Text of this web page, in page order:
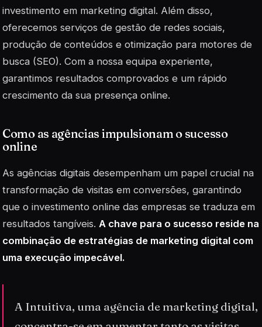
investimento em marketing digital. Além disso,
oferecemos serviços de gestão de redes sociais,
produção de conteúdos e otimização para motores de
busca (SEO). Com a nossa equipa experiente,
garantimos resultados comprovados e um rápido
crescimento da sua presença online.
Como as agências impulsionam o sucesso
online
As agências digitais desempenham um papel crucial na
transformação de visitas em conversões, garantindo
que o investimento online das empresas se traduza em
resultados tangíveis. A chave para o sucesso reside na
combinação de estratégias de marketing digital com
uma execução impecável.
A Intuitiva, uma agência de marketing digital,